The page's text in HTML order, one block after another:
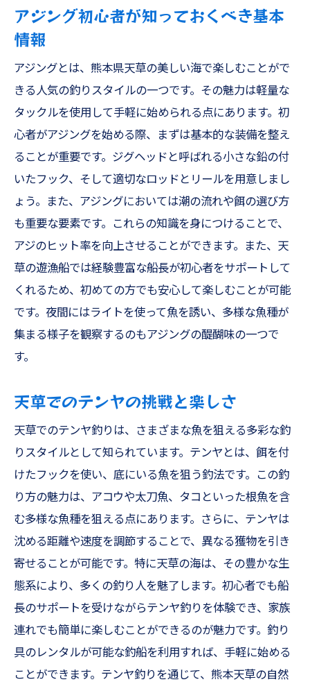
アジング初心者が知っておくべき基本
情報
アジングとは、熊本県天草の美しい海で楽しむことがで
きる人気の釣りスタイルの一つです。その魅力は軽量な
タックルを使用して手軽に始められる点にあります。初
心者がアジングを始める際、まずは基本的な装備を整え
ることが重要です。ジグヘッドと呼ばれる小さな鉛の付
いたフック、そして適切なロッドとリールを用意しまし
ょう。また、アジングにおいては潮の流れや餌の選び方
も重要な要素です。これらの知識を身につけることで、
アジのヒット率を向上させることができます。また、天
草の遊漁船では経験豊富な船長が初心者をサポートして
くれるため、初めての方でも安心して楽しむことが可能
です。夜間にはライトを使って魚を誘い、多様な魚種が
集まる様子を観察するのもアジングの醍醐味の一つで
す。
天草でのテンヤの挑戦と楽しさ
天草でのテンヤ釣りは、さまざまな魚を狙える多彩な釣
りスタイルとして知られています。テンヤとは、餌を付
けたフックを使い、底にいる魚を狙う釣法です。この釣
り方の魅力は、アコウや太刀魚、タコといった根魚を含
む多様な魚種を狙える点にあります。さらに、テンヤは
沈める距離や速度を調節することで、異なる獲物を引き
寄せることが可能です。特に天草の海は、その豊かな生
態系により、多くの釣り人を魅了します。初心者でも船
長のサポートを受けながらテンヤ釣りを体験でき、家族
連れでも簡単に楽しむことができるのが魅力です。釣り
具のレンタルが可能な釣船を利用すれば、手軽に始める
ことができます。テンヤ釣りを通じて、熊本天草の自然